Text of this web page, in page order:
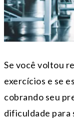
Se você voltou
exercícios e se
cobrando seu
dificuldade para